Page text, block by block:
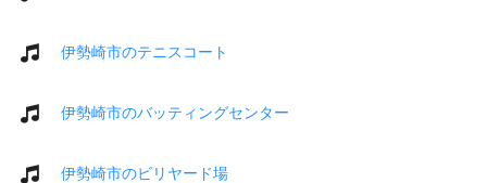
伊勢崎市のテニスコート
伊勢崎市のバッティングセンター
伊勢崎市のビリヤード場